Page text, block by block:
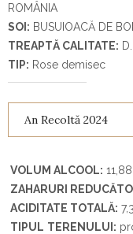
ROMÂNIA
SOI: BUSUIOACĂ DE
TREAPTĂ CALITATE:
TIP: Rose demisec
An Recoltă 2024
VOLUM ALCOOL:
ZAHARURI
ACIDITATE TOTALĂ:
TIPUL TERENULUI: